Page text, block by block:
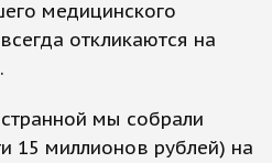
медицинского
откликаются на
мы собрали
15 миллионов рублей) на